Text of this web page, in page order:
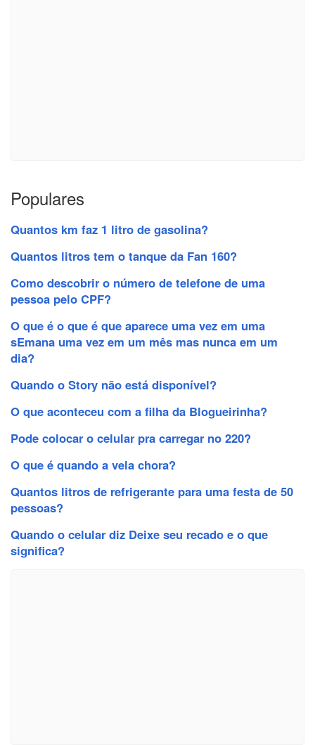
Populares
Quantos km faz 1 litro de gasolina?
Quantos litros tem o tanque da Fan 160?
Como descobrir o número de telefone de uma
pessoa pelo CPF?
O que é o que é que aparece uma vez em uma
sEmana uma vez em um mês mas nunca em um
dia?
Quando o Story não está disponível?
O que aconteceu com a filha da Blogueirinha?
Pode colocar o celular pra carregar no 220?
O que é quando a vela chora?
Quantos litros de refrigerante para uma festa de 50
pessoas?
Quando o celular diz Deixe seu recado e o que
significa?